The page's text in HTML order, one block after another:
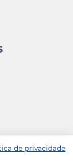
de privacidade